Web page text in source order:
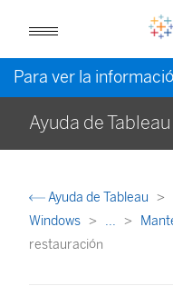
Ayuda de
Ayuda de Tableau
Windows
...
restauración